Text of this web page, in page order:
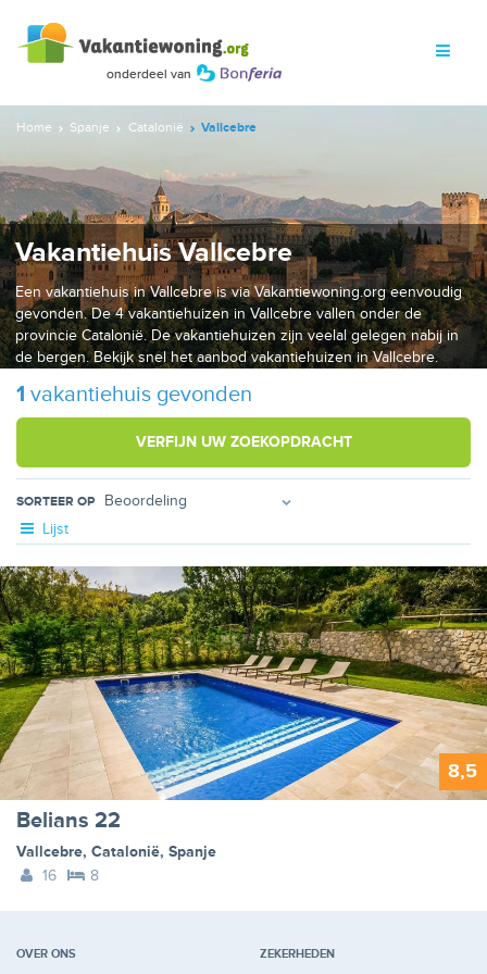
Home Spanje Catalonië Vallcebre
Vakantiehuis Vallcebre
Een vakantiehuis in Vallcebre is via Vakantiewoning.org eenvoudig
gevonden. De 4 vakantiehuizen in Vallcebre vallen onder de
provincie Catalonië. De vakantiehuizen zijn veelal gelegen nabij in
de bergen. Bekijk snel het aanbod vakantiehuizen in Vallcebre.
1 vakantiehuis gevonden
VERFIJN UW ZOEKOPDRACHT
SORTEER OP
Lijst
8,5
Belians 22
Vallcebre, Catalonië, Spanje
16
8
OVER ONS ZEKERHEDEN